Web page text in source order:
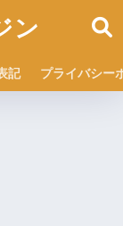
ン
記 プライバシー